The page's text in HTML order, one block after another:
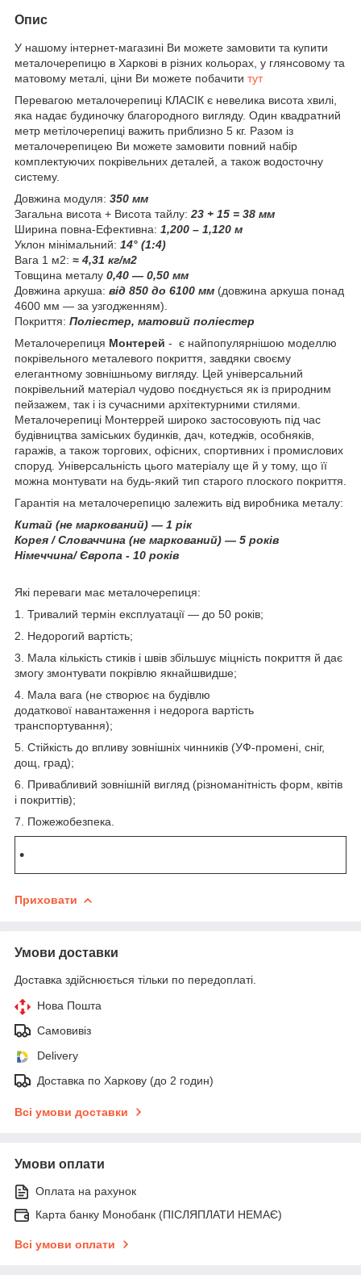
Опис
У нашому інтернет-магазині Ви можете замовити та купити
металочерепицю в Харкові в різних кольорах, у глянсовому та
матовому металі, ціни Ви можете побачити тут
Перевагою металочерепиці КЛАСІК є невелика висота хвилі,
яка надає будиночку благородного вигляду. Один квадратний
метр метілочерепиці важить приблизно 5 кг. Разом із
металочерепицею Ви можете замовити повний набір
комплектуючих покрівельних деталей, а також водосточну
систему.
Довжина модуля: 350 мм
Загальна висота + Висота тайлу: 23 + 15 = 38 мм
Ширина повна-Ефективна: 1,200 – 1,120 м
Уклон мінімальний: 14° (1:4)
Вага 1 м2: ≈ 4,31 кг/м2
Товщина металу 0,40 — 0,50 мм
Довжина аркуша: від 850 до 6100 мм (довжина аркуша понад
4600 мм — за узгодженням).
Покриття: Поліестер, матовий поліестер
Металочерепиця Монтерей - є найпопулярнішою моделлю
покрівельного металевого покриття, завдяки своєму
елегантному зовнішньому вигляду. Цей універсальний
покрівельний матеріал чудово поєднується як із природним
пейзажем, так і із сучасними архітектурними стилями.
Металочерепиці Монтеррей широко застосовують під час
будівництва заміських будинків, дач, котеджів, особняків,
гаражів, а також торгових, офісних, спортивних і промислових
споруд. Універсальність цього матеріалу ще й у тому, що її
можна монтувати на будь-який тип старого плоского покриття.
Гарантія на металочерепицю залежить від виробника металу:
Китай (не маркований) — 1 рік
Корея / Словаччина (не маркований) — 5 років
Німеччина/ Європа - 10 років
Які переваги має металочерепиця:
1. Тривалий термін експлуатації — до 50 років;
2. Недорогий вартість;
3. Мала кількість стиків і швів збільшує міцність покриття й дає
змогу змонтувати покрівлю якнайшвидше;
4. Мала вага (не створює на будівлю
додаткової навантаження і недорога вартість
транспортування);
5. Стійкість до впливу зовнішніх чинників (УФ-промені, сніг,
дощ, град);
6. Привабливий зовнішній вигляд (різноманітність форм, квітів
і покриттів);
7. Пожежобезпека.
Приховати
Умови доставки
Доставка здійснюється тільки по передоплаті.
Нова Пошта
Самовивіз
Delivery
Доставка по Харкову (до 2 годин)
Всі умови доставки
Умови оплати
Оплата на рахунок
Карта банку Монобанк (ПІСЛЯПЛАТИ НЕМАЄ)
Всі умови оплати